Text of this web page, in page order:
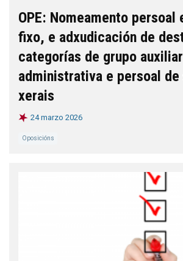
OPE: Nomeamento
fixo, e adxudicación de
categorías de grupo
administrativa e persoal
xerais
24 marzo 2026
Oposicións